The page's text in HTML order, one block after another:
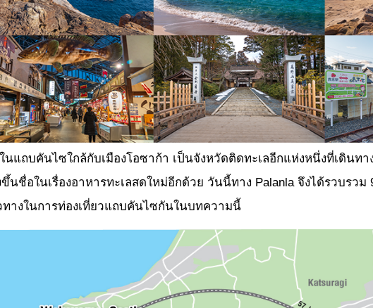
นแถบคันไซใกล้กับเมืองโอซาก้า เป็นจังหวัดติดทะเลอีกแห่งหนึ่งที่เดินท
นชื่อในเรื่องอาหารทะเลสดใหม่อีกด้วย วันนี้ทาง Palanla จึงได้รวบรว
างในการท่องเที่ยวแถบคันไซกันในบทความนี้